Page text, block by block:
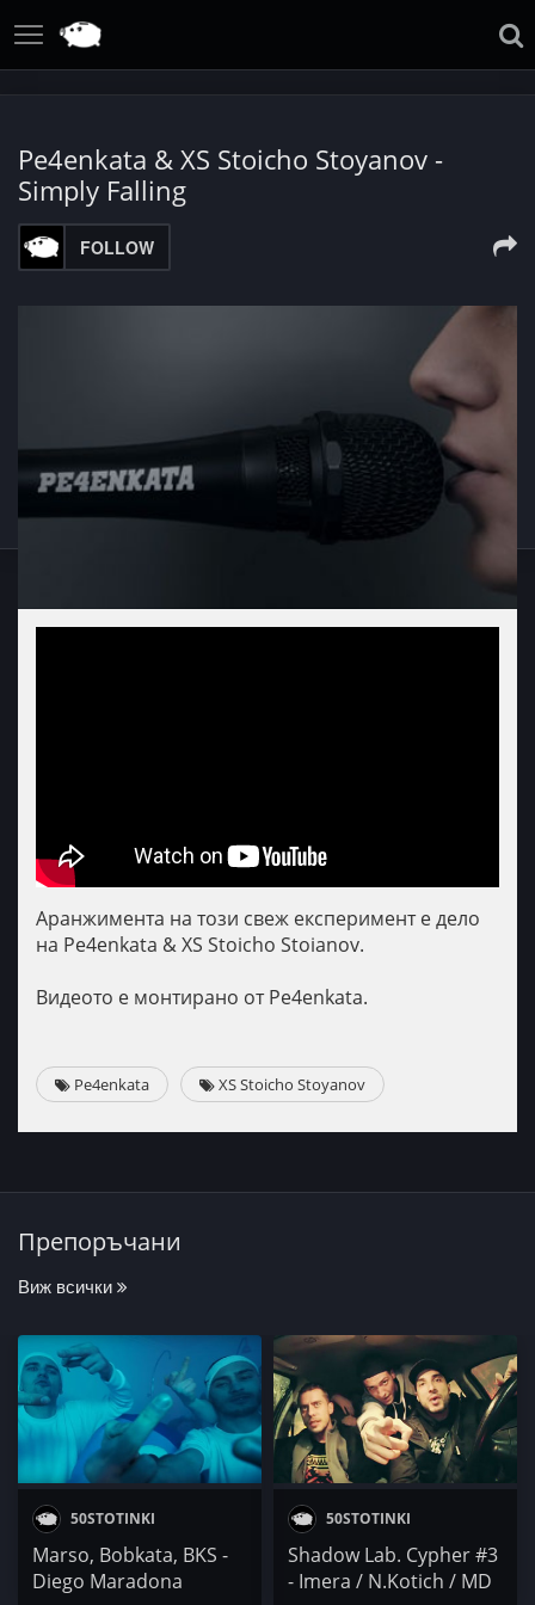
Pe4enkata & XS Stoicho Stoyanov -
Simply Falling
FOLLOW
Аранжимента на този свеж експеримент е дело
на Pe4enkata & XS Stoicho Stoianov.
Видеото е монтирано от Pe4enkata.
Pe4enkata XS Stoicho Stoyanov
Препоръчани
Виж всички
50STOTINKI
Marso, Bobkata, BKS -
Diego Maradona
50STOTINKI
Shadow Lab. Cypher #3
- Imera / N.Kotich / MD